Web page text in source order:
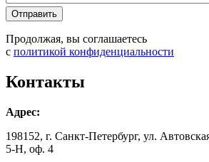
Продолжая, вы соглашаетесь
с политикой конфиденциальности
Контакты
Адрес:
198152, г. Санкт-Петербург, ул.
5-Н, оф. 4